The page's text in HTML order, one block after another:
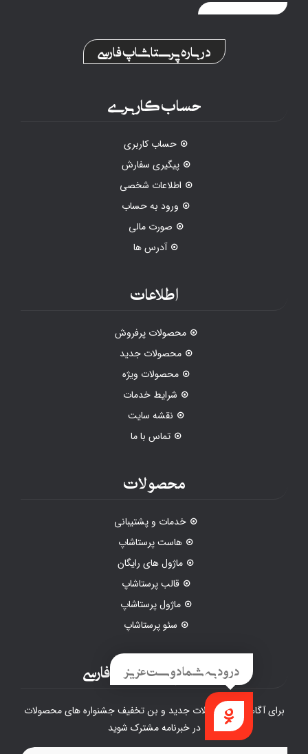
درباره پرستاشاپ فارسی
حساب کاربری
حساب کاربری
پیگیری سفارش
اطلاعات شخصی
ورود به حساب
صورت مالی
آدرس ها
اطلاعات
محصولات پرفروش
محصولات جدید
محصولات ویژه
شرایط خدمات
نقشه سایت
تماس با ما
محصولات
خدمات و پشتیبانی
هاست پرستاشاپ
ماژول های رایگان
قالب پرستاشاپ
ماژول پرستاشاپ
سئو پرستاشاپ
خبرنامه پرستاشاپ فارسی
برای آگاهی از محصولات جدید و بن تخفیف جشنواره های محصولات
در خبرنامه مشترک شوید
راهنما